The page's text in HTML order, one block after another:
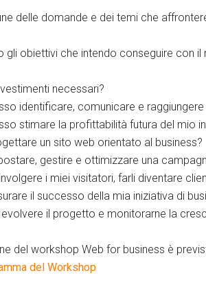
LinkedIn
delle domande e dei temi che
gli obiettivi che intendo conseguire con
necessari?
identificare, comunicare e
stimare la profittabilità futura del mio
un sito web orientato al business?
gestire e ottimizzare una
i miei visitatori, farli diventare
il successo della mia iniziativa di
il progetto e monitorarne la
del workshop Web for business è
del Workshop